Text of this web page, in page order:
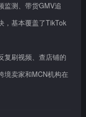
监测、带货GMV追
，基本覆盖了TikTok
复刷视频、查店铺的
境卖家和MCN机构在